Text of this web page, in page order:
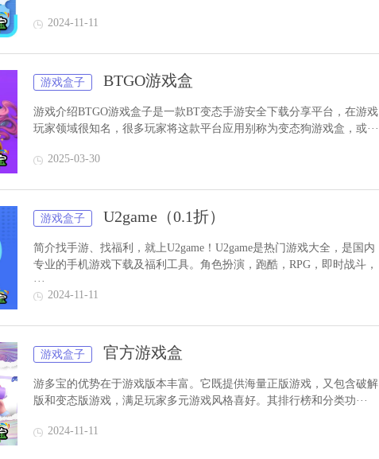
2024-11-11
游戏盒子 BTGO游戏盒
游戏介绍BTGO游戏盒子是一款BT变态手游安全下载分享平台，在游戏
玩家领域很知名，很多玩家将这款平台应用别称为变态狗游戏盒，或···
2025-03-30
游戏盒子 U2game（0.1折）
简介找手游、找福利，就上U2game！U2game是热门游戏大全，是国内
专业的手机游戏下载及福利工具。角色扮演，跑酷，RPG，即时战斗，
···
2024-11-11
游戏盒子 官方游戏盒
游多宝的优势在于游戏版本丰富。它既提供海量正版游戏，又包含破解
版和变态版游戏，满足玩家多元游戏风格喜好。其排行榜和分类功···
2024-11-11